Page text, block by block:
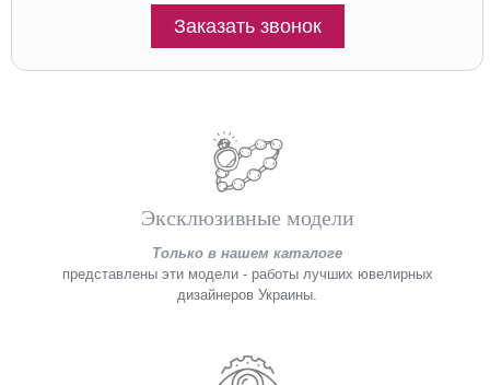
Заказать звонок
Эксклюзивные модели
Только в нашем каталоге
представлены эти модели - работы лучших ювелирных
дизайнеров Украины.